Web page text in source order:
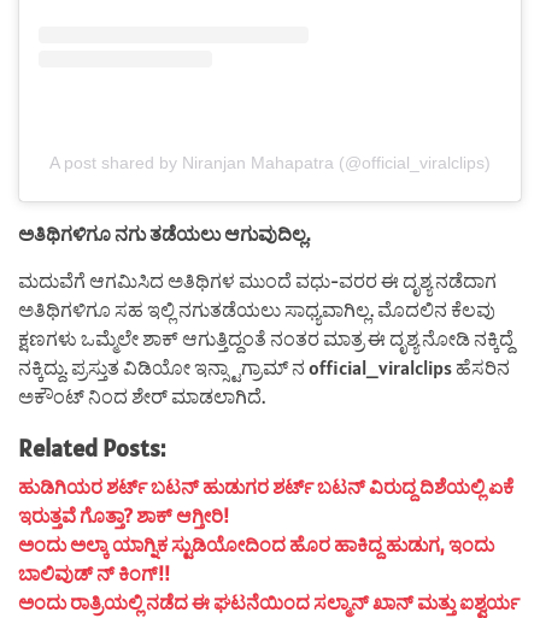
A post shared by Niranjan Mahapatra (@official_viralclips)
ಅತಿಥಿಗಳಿಗೂ ನಗು ತಡೆಯಲು ಆಗುವುದಿಲ್ಲ.
ಮದುವೆಗೆ ಆಗಮಿಸಿದ ಅತಿಥಿಗಳ ಮುಂದೆ ವಧು-ವರರ ಈ ದೃಶ್ಯ ನಡೆದಾಗ
ಅತಿಥಿಗಳಿಗೂ ಸಹ ಇಲ್ಲಿ ನಗುತಡೆಯಲು ಸಾಧ್ಯವಾಗಿಲ್ಲ. ಮೊದಲಿನ ಕೆಲವು
ಕ್ಷಣಗಳು ಒಮ್ಮೆಲೇ ಶಾಕ್ ಆಗುತ್ತಿದ್ದಂತೆ ನಂತರ ಮಾತ್ರ ಈ ದೃಶ್ಯ ನೋಡಿ ನಕ್ಕಿದ್ದೆ
ನಕ್ಕಿದ್ದು. ಪ್ರಸ್ತುತ ವಿಡಿಯೋ ಇನ್ಸ್ಟಾಗ್ರಾಮ್ ನ official_viralclips ಹೆಸರಿನ
ಅಕೌಂಟ್ ನಿಂದ ಶೇರ್ ಮಾಡಲಾಗಿದೆ.
Related Posts:
ಹುಡಿಗಿಯರ ಶರ್ಟ್ ಬಟನ್ ಹುಡುಗರ ಶರ್ಟ್ ಬಟನ್ ವಿರುದ್ದ ದಿಶೆಯಲ್ಲಿ ಏಕೆ
ಇರುತ್ತವೆ ಗೊತ್ತಾ? ಶಾಕ್ ಆಗ್ತೀರಿ!
ಅಂದು ಅಲ್ಕಾ ಯಾಗ್ನಿಕ ಸ್ಟುಡಿಯೋದಿಂದ ಹೊರ ಹಾಕಿದ್ದ ಹುಡುಗ, ಇಂದು
ಬಾಲಿವುಡ್ ನ್ ಕಿಂಗ್!!
ಅಂದು ರಾತ್ರಿಯಲ್ಲಿ ನಡೆದ ಈ ಘಟನೆಯಿಂದ ಸಲ್ಮಾನ್ ಖಾನ್ ಮತ್ತು ಐಶ್ವರ್ಯ